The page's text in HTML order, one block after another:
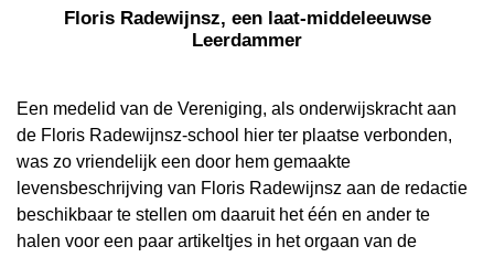
Floris Radewijnsz, een laat-middeleeuwse
Leerdammer
Een medelid van de Vereniging, als onderwijskracht aan
de Floris Radewijnsz-school hier ter plaatse verbonden,
was zo vriendelijk een door hem gemaakte
levensbeschrijving van Floris Radewijnsz aan de redactie
beschikbaar te stellen om daaruit het één en ander te
halen voor een paar artikeltjes in het orgaan van de